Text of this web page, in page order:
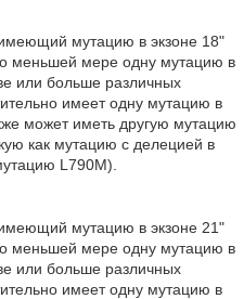
мутацию в экзоне 18"
меньшей мере одну мутацию в
или больше различных
имеет одну мутацию в
может иметь другую мутацию
как мутацию с делецией в
L790M).
мутацию в экзоне 21"
меньшей мере одну мутацию в
или больше различных
имеет одну мутацию в